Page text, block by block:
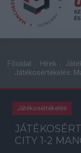
Főoldal Hírek
Játékosértékelés:
Játékosértékelés
CITY 1-2